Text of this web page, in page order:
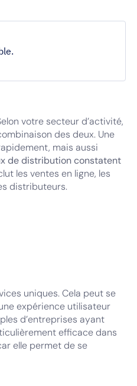
votre secteur d’activité,
des deux. Une
mais aussi
de distribution constatent
les ventes en ligne, les
distributeurs.
uniques. Cela peut se
expérience utilisateur
d’entreprises ayant
efficace dans
elle permet de se